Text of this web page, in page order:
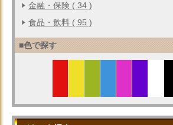
金融・保険 ( 34 )
食品・飲料 ( 95 )
■色で探す